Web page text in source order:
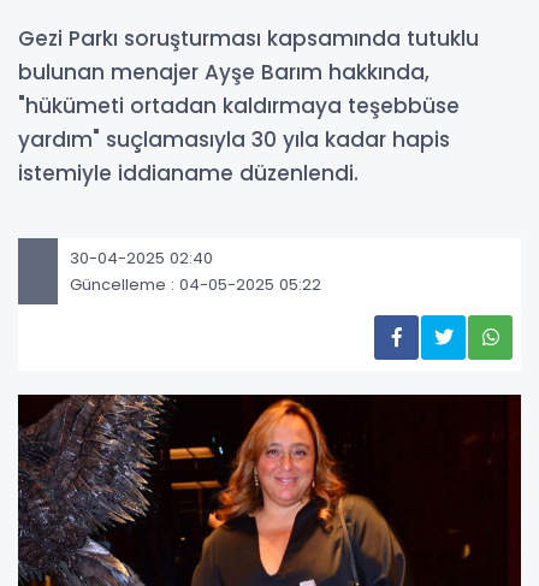
Gezi Parkı soruşturması kapsamında tutuklu
bulunan menajer Ayşe Barım hakkında,
"hükümeti ortadan kaldırmaya teşebbüse
yardım" suçlamasıyla 30 yıla kadar hapis
istemiyle iddianame düzenlendi.
30-04-2025 02:40
Güncelleme : 04-05-2025 05:22